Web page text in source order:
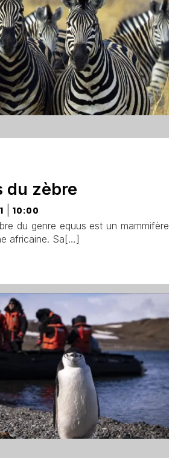
du zèbre
10:00
du genre equus est un mammifère
africaine. Sa[…]